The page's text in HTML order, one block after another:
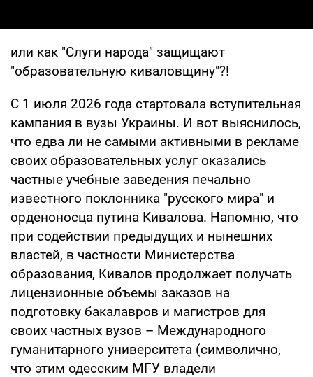
или как "Слуги народа" защищают
"образовательную киваловщину"?!
С 1 июля 2026 года стартовала вступительная
кампания в вузы Украины. И вот выяснилось,
что едва ли не самыми активными в рекламе
своих образовательных услуг оказались
частные учебные заведения печально
известного поклонника "русского мира" и
орденоносца путина Кивалова. Напомню, что
при содействии предыдущих и нынешних
властей, в частности Министерства
образования, Кивалов продолжает получать
лицензионные объемы заказов на
подготовку бакалавров и магистров для
своих частных вузов – Международного
гуманитарного университета (символично,
что этим одесским МГУ владели